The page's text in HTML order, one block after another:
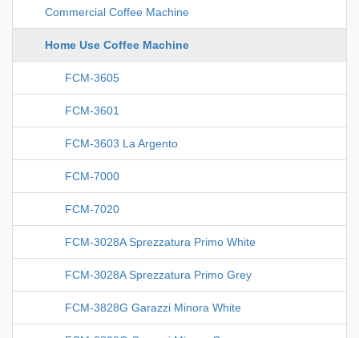
Commercial Coffee Machine
Home Use Coffee Machine
FCM-3605
FCM-3601
FCM-3603 La Argento
FCM-7000
FCM-7020
FCM-3028A Sprezzatura Primo White
FCM-3028A Sprezzatura Primo Grey
FCM-3828G Garazzi Minora White